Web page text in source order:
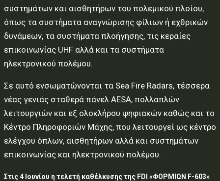
συστημάτων και αισθητήρων του πολεμικού πλοίου,
όπως τα συστήματα αναγνώρισης φίλιων ή εχθρικών
δυνάμεων, τα συστήματα πλοήγησης, τις κεραίες
επικοινωνίας UHF αλλά και τα συστήματα
ηλεκτρονικού πολέμου.
Σε αυτό ενσωματώνονται τα Sea Fire Radars, τέσσερα
νέας γενιάς σταθερά πάνελ AESA, πολλαπλών
λειτουργιών και εξ ολοκλήρου ψηφιακών καθώς και το
Κέντρο Πληροφοριών Μάχης, που λειτουργεί ως κέντρο
ελέγχου όπλων, αισθητήρων αλλά και συστημάτων
επικοινωνίας και ηλεκτρονικού πολέμου.
Στις 4 Ιουνίου η τελετή καθέλκυσης της FDI «ΦΟΡΜΙΩΝ F-603»